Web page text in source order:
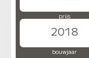
prijs
2018
bouwjaar